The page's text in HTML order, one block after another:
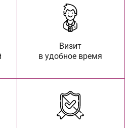
Визит
в удобное время